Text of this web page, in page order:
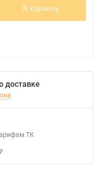
В корзину
доставке
ТК